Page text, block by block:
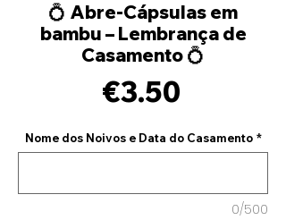
💍 Abre-Cápsulas em
bambu – Lembrança de
Casamento 💍
€3.50Price
Nome dos Noivos e Data do Casamento *
0/500